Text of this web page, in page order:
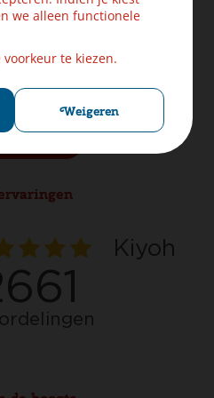
we alleen functionele
te kiezen.
Weigeren
Retourneren
ons helpen!
Cookies